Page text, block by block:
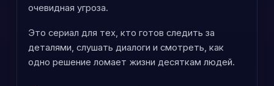
очевидная угроза.
Это сериал для тех, кто готов следить за
деталями, слушать диалоги и смотреть, как
одно решение ломает жизни десяткам людей.